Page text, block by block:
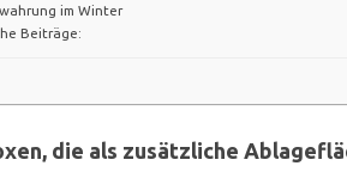
im Winter
Beiträge:
die als zusätzliche